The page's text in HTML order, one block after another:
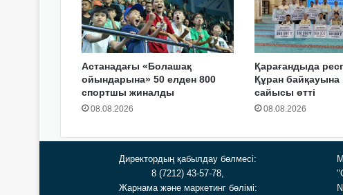
Астанадағы «Болашақ
ойындарына» 50 елден 800
спортшы жиналды
08.08.2026
Қарағандыда
Құран байқауына
сайысы өтті
08.08.2026
Директордың қабылдау бөлмесі:
8 (7212) 43-57-78,
Жарнама және маркетинг бөлімі: